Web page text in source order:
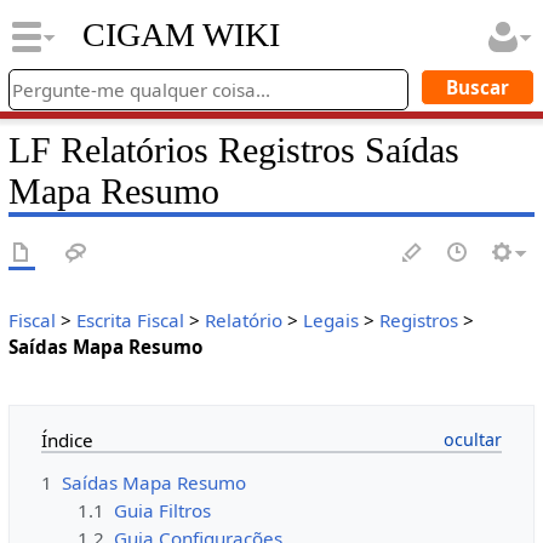
CIGAM WIKI
LF Relatórios Registros Saídas
Mapa Resumo
Fiscal > Escrita Fiscal > Relatório> Legais> Registros>
Saídas Mapa Resumo
Índice
1 Saídas Mapa Resumo
1.1 Guia Filtros
1.2 Guia Configurações